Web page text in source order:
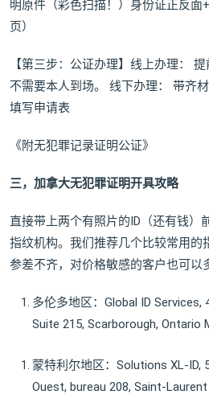
明原件（彩色扫描！）身份证正反面
页）
【第三步：公证办理】线上办理：
不需要本人到场。 线下办理： 带齐
填写申请表
《附无犯罪记录证明公证》
三，加拿大无犯罪证明开具攻略
直接带上两个有照片的ID（还有钱）
指纹机构。我们推荐几个比较常用的
参差不齐，对价格敏感的客户也可以
多伦多地区：Global ID Services,
Suite 215, Scarborough, Ontario
蒙特利尔地区：Solutions XL-ID,
Ouest, bureau 208, Saint-